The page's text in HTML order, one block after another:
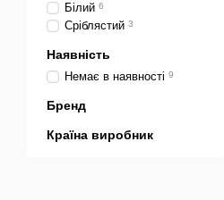
Білий 6
Сріблястий 3
Наявність
Немає в наявності 9
Бренд
Країна виробник